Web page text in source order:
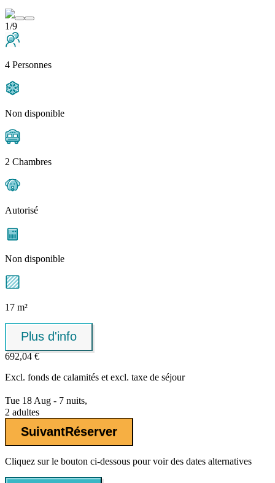
1/9
4 Personnes
Non disponible
2 Chambres
Autorisé
Non disponible
17 m²
Plus d'info
692,04 €
Excl. fonds de calamités et excl. taxe de séjour
Tue 18 Aug - 7 nuits,
2 adultes
SuivantRéserver
Cliquez sur le bouton ci-dessous pour voir des dates alternatives